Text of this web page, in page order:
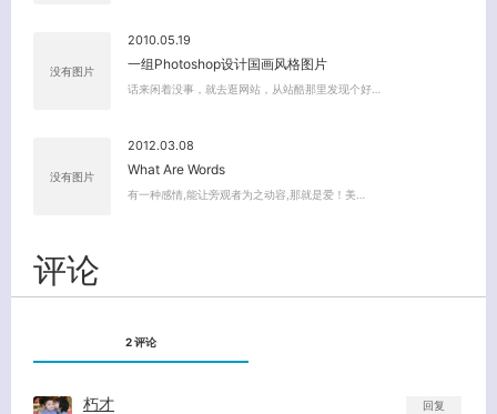
没有图片
2010.05.19
一组Photoshop设计国画风格图片
话来闲着没事，就去逛网站，从站酷那里发现个好…
没有图片
2012.03.08
What Are Words
有一种感情,能让旁观者为之动容,那就是爱！美…
评论
2 评论
朽才 回复